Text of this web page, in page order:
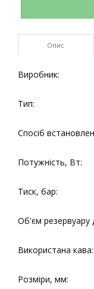
Опис
Виробник:
Тип:
Спосіб
Потужність, Вт:
Тиск, бар:
Об'єм резервуару
Використана кава:
Розміри, мм: